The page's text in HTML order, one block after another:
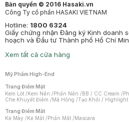
Bản quyền © 2016 Hasaki.vn
Công Ty cổ phần HASAKI VIETNAM
Hotline: 1800 6324
Giấy chứng nhận Đăng ký Kinh doanh
hoạch và Đầu tư Thành phố Hồ Chí
Xem tất cả cửa hàng
Mỹ Phẩm High-End
Trang Điểm Mặt
Kem Lót /Kem Nền /Phấn Nền /BB / CC Cream /
Che Khuyết Điểm /Má Hồng /Tạo Khối / Highlight
Trang Điểm Mắt
Kẻ Mày /Kẻ Mắt /Phấn Mắt /Mascara